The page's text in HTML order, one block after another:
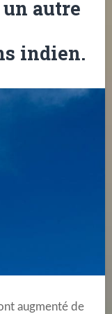
autre
indien.
augmenté de